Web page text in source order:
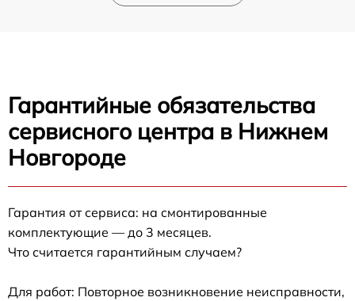
Гарантийные обязательства
сервисного центра в Нижнем
Новгороде
Гарантия от сервиса: на смонтированные
комплектующие — до 3 месяцев.
Что считается гарантийным случаем?
Для работ: Повторное возникновение неисправности,